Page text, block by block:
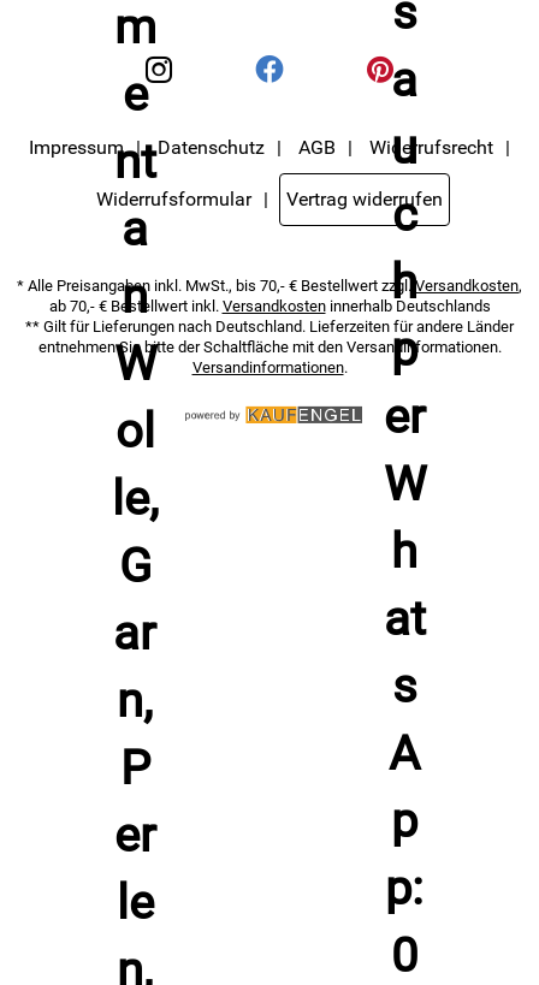
Datenschutzerklärung habe ich zur Kenntnis
genommen.
Impressum Datenschutz AGB Widerrufsrecht
Widerrufsformular Vertrag widerrufen
* Alle Preisangaben inkl. MwSt., bis 70,- € Bestellwert zzgl. Versandkosten,
ab 70,- € Bestellwert inkl. Versandkosteninnerhalb Deutschlands
** Gilt für Lieferungen nach Deutschland. Lieferzeiten für andere Länder
entnehmen Sie bitte der Schaltfläche mit den Versandinformationen.
Versandinformationen.